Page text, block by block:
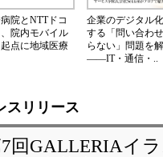
院とNTTドコ
院内モバイル
点に地域医療
企業のデジタル
する「問い合わ
らない」問題を
――IT・通信・..
スリリース
7回GALLERIAイ